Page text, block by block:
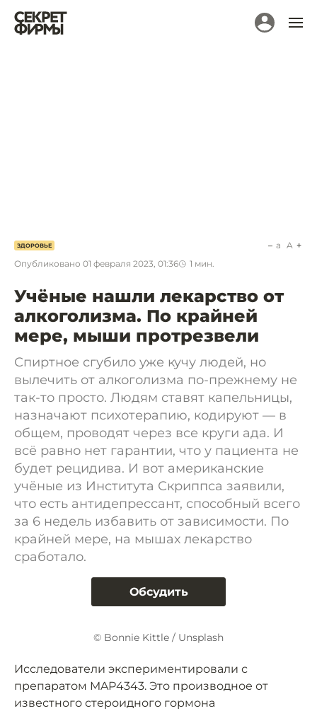
ЗДОРОВЬЕ
Опубликовано 01 февраля 2023, 01:36 1 мин.
a A
Учёные нашли лекарство от
алкоголизма. По крайней
мере, мыши протрезвели
Спиртное сгубило уже кучу людей, но
вылечить от алкоголизма по-прежнему не
так-то просто. Людям ставят капельницы,
назначают психотерапию, кодируют — в
общем, проводят через все круги ада. И
всё равно нет гарантии, что у пациента не
будет рецидива. И вот американские
учёные из Института Скриппса заявили,
что есть антидепрессант, способный всего
за 6 недель избавить от зависимости. По
крайней мере, на мышах лекарство
сработало.
Обсудить
© Bonnie Kittle / Unsplash
Исследователи экспериментировали с
препаратом MAP4343. Это производное от
известного стероидного гормона